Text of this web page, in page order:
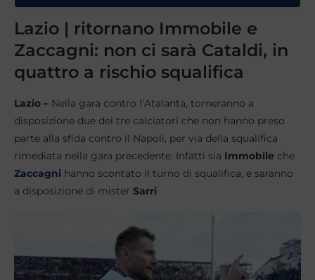
Lazio | ritornano Immobile e
Zaccagni: non ci sarà Cataldi, in
quattro a rischio squalifica
Lazio – Nella gara contro l’Atalanta, torneranno a
disposizione due dei tre calciatori che non hanno preso
parte alla sfida contro il Napoli, per via della squalifica
rimediata nella gara precedente. Infatti sia Immobile che
Zaccagni hanno scontato il turno di squalifica, e saranno
a disposizione di mister Sarri.